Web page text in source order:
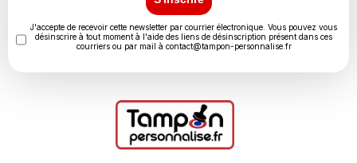
J'accepte de recevoir cette newsletter par courrier électronique. Vous pouvez vous
désinscrire à tout moment à l'aide des liens de désinscription présent dans ces
courriers ou par mail à contact@tampon-personnalise.fr